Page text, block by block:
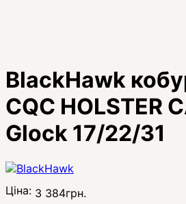
BlackHawk
CQC HOLSTER
Glock 17/22/31
Ціна: 3 384грн.